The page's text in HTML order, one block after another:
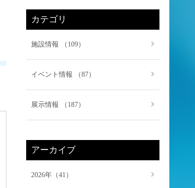
カテゴリ
施設情報 （109）
イベント情報 （87）
展示情報 （187）
アーカイブ
2026年（41）